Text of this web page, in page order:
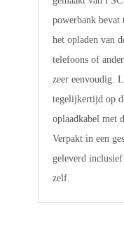
powerbank bevat
het opladen van
telefoons of
zeer eenvoudig.
tegelijkertijd op
oplaadkabel met
Verpakt in een
geleverd
zelf.